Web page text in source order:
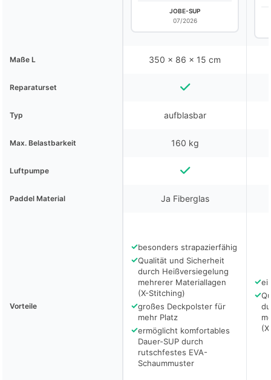
JOBE-SUP
07/2026
Maße L 350 x 86 x 15 cm
Reparaturset
Typ aufblasbar
Max. Belastbarkeit 160 kg
Luftpumpe
Paddel Material Ja Fiberglas
Vorteile
✓besonders strapazierfähig
✓Qualität und Sicherheit
durch Heißversiegelung
mehrerer Materiallagen
(X-Stitching)
✓großes Deckpolster für
mehr Platz
✓ermöglicht komfortables
Dauer-SUP durch
rutschfestes EVA-
Schaummuster
✓
✓